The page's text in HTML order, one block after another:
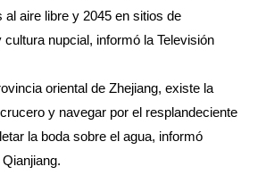
al aire libre y 2045 en sitios de
nupcial, informó la Televisión
oriental de Zhejiang, existe la
y navegar por el resplandeciente
la boda sobre el agua, informó